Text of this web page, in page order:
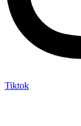
Tiktok